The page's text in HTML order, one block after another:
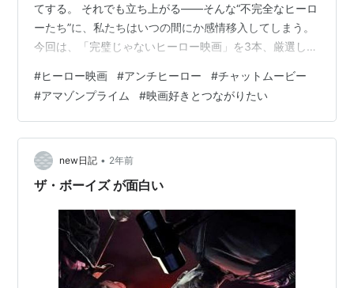
てする。 それでも立ち上がる――そんな“不完全なヒーロ
ーたち”に、私たちはいつの間にか感情移入してしまう。
今回は、「完璧じゃないヒーロー映画」を3本、厳選して
味”のあるヒーローが好き 派手な能力より、心に残る物語
が観たい 弱さや迷いに共感できる映画が観たい ヒーロー
映画は好きだけど、王道は飽きた人 ◆ 完璧じゃないヒー
ロー映画3選 【1】キック・アス｜ただの高校生、でもヒ
ーローになりたかった キーワード：無能力／青春／自己
犠牲／痛みと…
#ヒーロー映画 #アンチヒーロー #チャットムービー
#アマゾンプライム #映画好きとつながりたい
new日記 • 2年前
ザ・ボーイズ が面白い